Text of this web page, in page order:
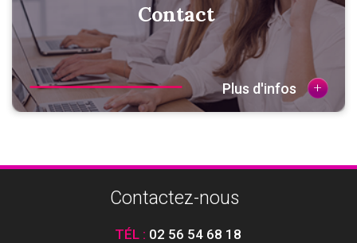
Contact
Plus d'infos +
Contactez-nous
TÉL : 02 56 54 68 18